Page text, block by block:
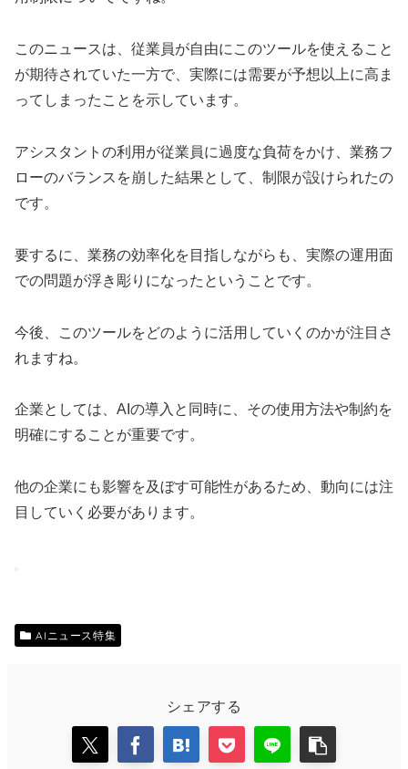
このニュースは、従業員が自由にこのツールを使えること
が期待されていた一方で、実際には需要が予想以上に高ま
ってしまったことを示しています。
アシスタントの利用が従業員に過度な負荷をかけ、業務フ
ローのバランスを崩した結果として、制限が設けられたの
です。
要するに、業務の効率化を目指しながらも、実際の運用面
での問題が浮き彫りになったということです。
今後、このツールをどのように活用していくのかが注目さ
れますね。
企業としては、AIの導入と同時に、その使用方法や制約を
明確にすることが重要です。
他の企業にも影響を及ぼす可能性があるため、動向には注
目していく必要があります。
AIニュース特集
シェアする